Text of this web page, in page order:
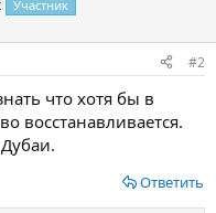
Участник
#2
что хотя бы в
восстанавливается.
Ответить